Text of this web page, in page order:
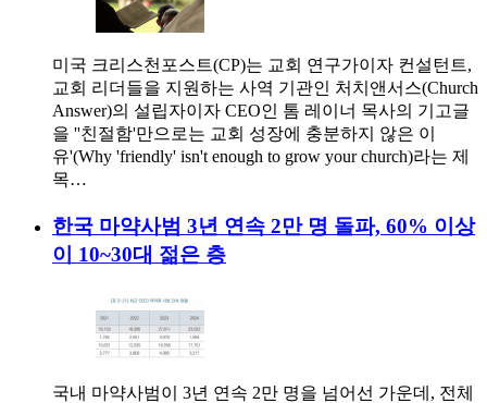
미국 크리스천포스트(CP)는 교회 연구가이자 컨설턴트,
교회 리더들을 지원하는 사역 기관인 처치앤서스(Church
Answer)의 설립자이자 CEO인 톰 레이너 목사의 기고글
을 ''친절함'만으로는 교회 성장에 충분하지 않은 이
유'(Why 'friendly' isn't enough to grow your church)라는 제
목…
한국 마약사범 3년 연속 2만 명 돌파, 60% 이상
이 10~30대 젊은 층
국내 마약사범이 3년 연속 2만 명을 넘어선 가운데, 전체